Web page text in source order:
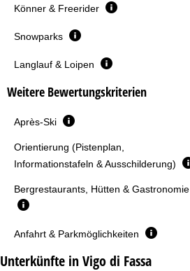
Könner & Freerider
Snowparks
Langlauf & Loipen
Weitere Bewertungskriterien
Après-Ski
Orientierung (Pistenplan,
Informationstafeln & Ausschilderung)
Bergrestaurants, Hütten & Gastronomie
Anfahrt & Parkmöglichkeiten
Unterkünfte in Vigo di Fassa